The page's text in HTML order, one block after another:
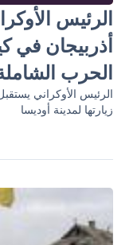
الرئيس
أذربيجان في
الحرب
الرئيس الأوكراني
زيارتها لمدينة أوديسا